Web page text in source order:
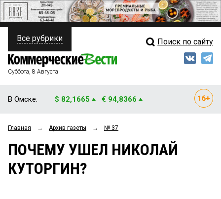
ПОЛИТИКА
ФИНАНСЫ
ОБЩЕСТВО
ЗАКОН
Свежий выпуск
Рейтинги
Все рубрики Поиск по сайту
Суббота, 8 Августа
В Омске: $ 82,1665 € 94,8366
Главная → Архив газеты → № 37
ПОЧЕМУ УШЕЛ НИКОЛАЙ
КУТОРГИН?